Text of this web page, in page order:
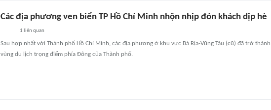
Các địa phương ven biển TP Hồ Chí Minh nhộn nhịp đón khách dịp hè
1 liên quan
Sau hợp nhất với Thành phố Hồ Chí Minh, các địa phương ở khu vực Bà Rịa-Vũng Tàu (cũ) đã trở thành
vùng du lịch trọng điểm phía Đông của Thành phố.